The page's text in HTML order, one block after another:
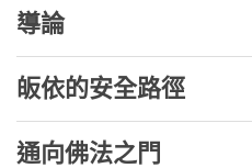
導論
皈依的安全路徑
通向佛法之門